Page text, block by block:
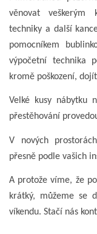
věnovat veškerým
techniky a další
pomocníkem
výpočetní technika
kromě poškození,
Velké kusy nábytku
přestěhování
V nových
přesně podle vašich
A protože víme, že
krátký, můžeme se
víkendu. Stačí nás